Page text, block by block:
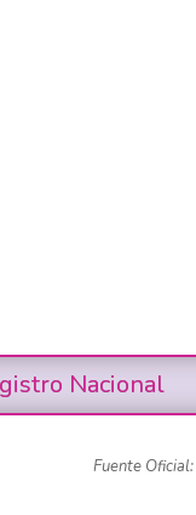
Nacional
Fuente Oficial: